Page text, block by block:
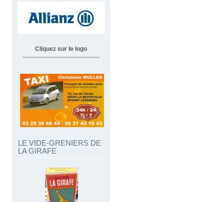
Cliquez sur le logo
~~~~~~~~~~~~~~~~~~~~~~
LE VIDE-GRENIERS DE
LA GIRAFE